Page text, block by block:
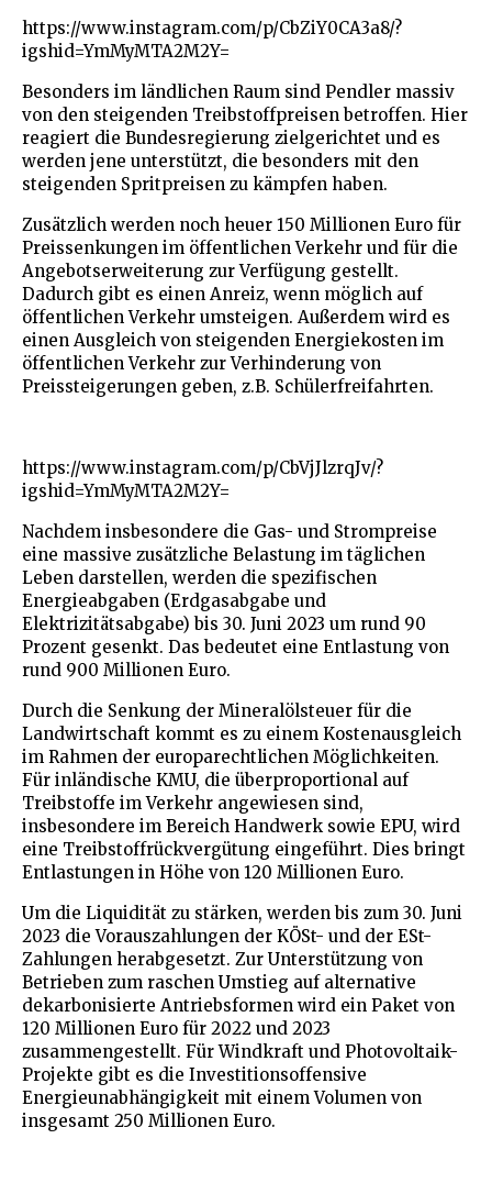
https://www.instagram.com/p/CbZiY0CA3a8/?
igshid=YmMyMTA2M2Y=
Besonders im ländlichen Raum sind Pendler massiv
von den steigenden Treibstoffpreisen betroffen. Hier
reagiert die Bundesregierung zielgerichtet und es
werden jene unterstützt, die besonders mit den
steigenden Spritpreisen zu kämpfen haben.
Zusätzlich werden noch heuer 150 Millionen Euro für
Preissenkungen im öffentlichen Verkehr und für die
Angebotserweiterung zur Verfügung gestellt.
Dadurch gibt es einen Anreiz, wenn möglich auf
öffentlichen Verkehr umsteigen. Außerdem wird es
einen Ausgleich von steigenden Energiekosten im
öffentlichen Verkehr zur Verhinderung von
Preissteigerungen geben, z.B. Schülerfreifahrten.
https://www.instagram.com/p/CbVjJlzrqJv/?
igshid=YmMyMTA2M2Y=
Nachdem insbesondere die Gas- und Strompreise
eine massive zusätzliche Belastung im täglichen
Leben darstellen, werden die spezifischen
Energieabgaben (Erdgasabgabe und
Elektrizitätsabgabe) bis 30. Juni 2023 um rund 90
Prozent gesenkt. Das bedeutet eine Entlastung von
rund 900 Millionen Euro.
Durch die Senkung der Mineralölsteuer für die
Landwirtschaft kommt es zu einem Kostenausgleich
im Rahmen der europarechtlichen Möglichkeiten.
Für inländische KMU, die überproportional auf
Treibstoffe im Verkehr angewiesen sind,
insbesondere im Bereich Handwerk sowie EPU, wird
eine Treibstoffrückvergütung eingeführt. Dies bringt
Entlastungen in Höhe von 120 Millionen Euro.
Um die Liquidität zu stärken, werden bis zum 30. Juni
2023 die Vorauszahlungen der KÖSt- und der ESt-
Zahlungen herabgesetzt. Zur Unterstützung von
Betrieben zum raschen Umstieg auf alternative
dekarbonisierte Antriebsformen wird ein Paket von
120 Millionen Euro für 2022 und 2023
zusammengestellt. Für Windkraft und Photovoltaik-
Projekte gibt es die Investitionsoffensive
Energieunabhängigkeit mit einem Volumen von
insgesamt 250 Millionen Euro.